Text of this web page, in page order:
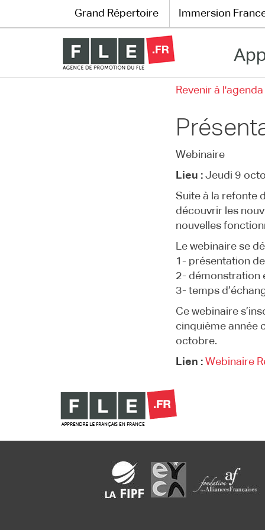
Grand Répertoire
Grand Répertoire Immersion
Revenir à l'agenda
Webinaire
Lieu : Jeudi 9
Suite à la refonte
découvrir les
nouvelles
Le webinaire se
1- présentation
2- démonstration
3- temps
Ce webinaire
cinquième année
octobre.
Lien : Webinaire